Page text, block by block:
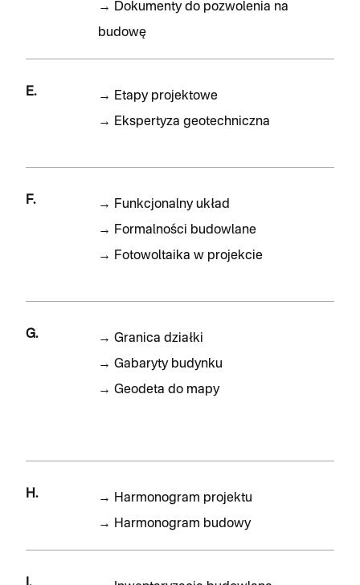
→ Dokumenty do pozwolenia na
budowę
E. → Etapy projektowe
→ Ekspertyza geotechniczna
F. → Funkcjonalny układ
→ Formalności budowlane
→ Fotowoltaika w projekcie
G. → Granica działki
→ Gabaryty budynku
→ Geodeta do mapy
H. → Harmonogram projektu
→ Harmonogram budowy